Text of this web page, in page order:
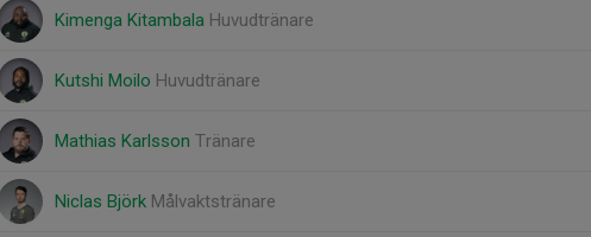
Kimenga Kitambala Huvudtränare
Kutshi Moilo Huvudtränare
Mathias Karlsson Tränare
Niclas Björk Målvaktstränare